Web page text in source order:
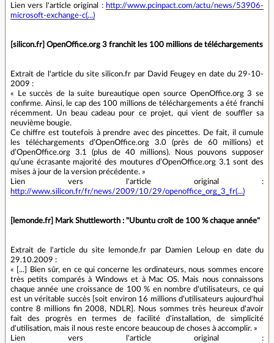
Lien vers l'article original : http://www.pcinpact.com/actu/news/53906-
microsoft-exchange-c(...)
[silicon.fr] OpenOffice.org 3 franchit les 100 millions de téléchargements
Extrait de l'article du site silicon.fr par David Feugey en date du 29-10-
2009 :
« Le succès de la suite bureautique open source OpenOffice.org 3 se
confirme. Ainsi, le cap des 100 millions de téléchargements a été franchi
récemment. Un beau cadeau pour ce projet, qui vient de souffler sa
neuvième bougie.
Ce chiffre est toutefois à prendre avec des pincettes. De fait, il cumule
les téléchargements d’OpenOffice.org 3.0 (près de 60 millions) et
d’OpenOffice.org 3.1 (plus de 40 millions). Nous pouvons supposer
qu’une écrasante majorité des moutures d’OpenOffice.org 3.1 sont des
mises à jour de la version précédente. »
Lien vers l'article original :
http://www.silicon.fr/fr/news/2009/10/29/openoffice_org_3_fr(...)
[lemonde.fr] Mark Shuttleworth : "Ubuntu croît de 100 % chaque année"
Extrait de l'article du site lemonde.fr par Damien Leloup en date du
29.10.2009 :
« [...] Bien sûr, en ce qui concerne les ordinateurs, nous sommes encore
très petits comparés à Windows et à Mac OS. Mais nous connaissons
chaque année une croissance de 100 % en nombre d'utilisateurs, ce qui
est un véritable succès [soit environ 16 millions d'utilisateurs aujourd'hui
contre 8 millions fin 2008, NDLR]. Nous sommes très heureux d'avoir
fait des progrès en termes de facilité d'installation, de simplicité
d'utilisation, mais il nous reste encore beaucoup de choses à accomplir. »
Lien vers l'article original :